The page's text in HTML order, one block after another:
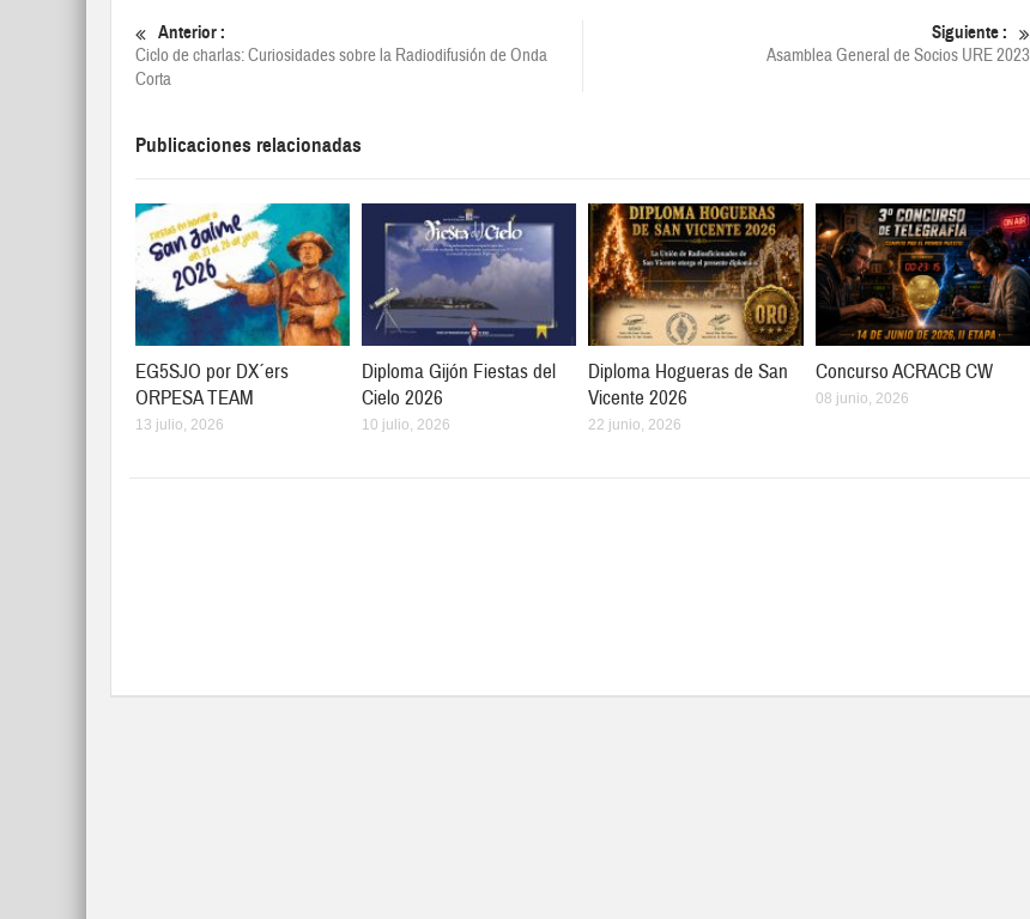
Anterior :
Ciclo de charlas: Curiosidades sobre la Radiodifusión de Onda
Corta
Siguiente :
Asamblea General de Socios URE 2023
Publicaciones relacionadas
EG5SJO por DX´ers
ORPESA TEAM
13 julio, 2026
Diploma Gijón Fiestas del
Cielo 2026
10 julio, 2026
Diploma Hogueras de San
Vicente 2026
22 junio, 2026
Concurso ACRACB CW
08 junio, 2026